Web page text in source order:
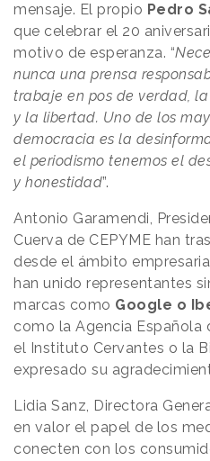
mensaje. El propio Pedro
que celebrar el 20
motivo de esperanza. “
nunca una prensa
trabaje en pos de verdad,
y la libertad. Uno de los
democracia es la
el periodismo tenemos el
y honestidad”.
Antonio Garamendi,
Cuerva de CEPYME han
desde el ámbito
han unido representantes
marcas como Google o
como la Agencia Española
el Instituto Cervantes o la
expresado su
Lidia Sanz, Directora
en valor el papel de los
conecten con los